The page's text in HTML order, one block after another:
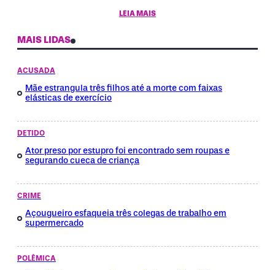
LEIA MAIS
MAIS LIDAS
ACUSADA
Mãe estrangula três filhos até a morte com faixas
elásticas de exercício
DETIDO
Ator preso por estupro foi encontrado sem roupas e
segurando cueca de criança
CRIME
Açougueiro esfaqueia três colegas de trabalho em
supermercado
POLÊMICA